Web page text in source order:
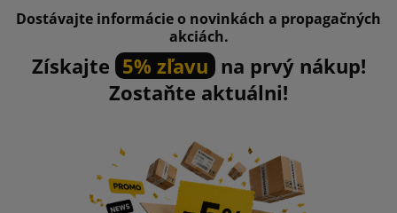
Dostávajte informácie o novinkách a propagačných
akciách.
Získajte 5% zľavu na prvý nákup!
Zostaňte aktuálni!